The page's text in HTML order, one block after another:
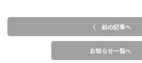
〈 前の記事へ
お知らせ一覧へ